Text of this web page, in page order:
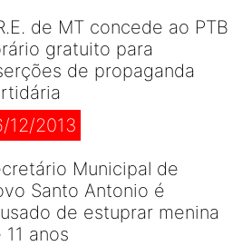
de MT concede ao PTB
gratuito para
de propaganda
12/2013
Municipal de
Santo Antonio é
de estuprar menina
11 anos